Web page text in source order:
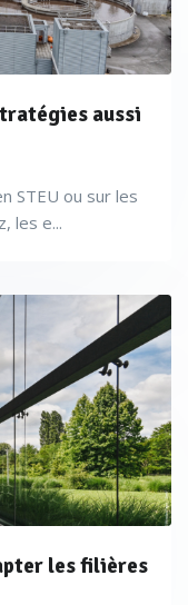
aussi
STEU ou sur les
les e...
les filières